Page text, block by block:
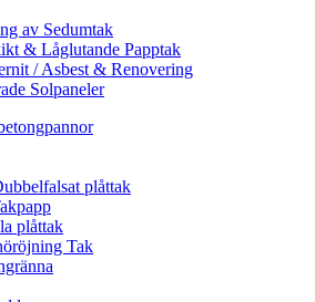
av Sedumtak
& Låglutande Papptak
/ Asbest & Renovering
Solpaneler
plåttak
plåttak
Tak